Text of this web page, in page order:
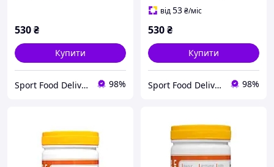
530₴
Купити
Sport Food Delivery 98%
від53₴/міс
530₴
Купити
Sport Food Delivery 98%